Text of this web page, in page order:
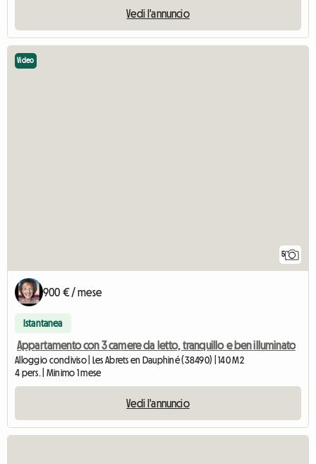
Vedi l'annuncio
5
Video
900 € / mese
Istantanea
Appartamento con 3 camere da letto, tranquillo e ben illuminato
Alloggio condiviso | Les Abrets en Dauphiné (38490) | 140 M2
4 pers. | Minimo 1 mese
Vedi l'annuncio